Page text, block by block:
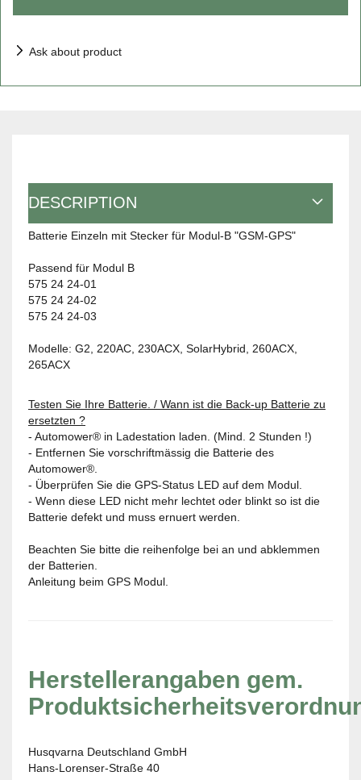
Ask about product
DESCRIPTION
Batterie Einzeln mit Stecker für Modul-B "GSM-GPS"
Passend für Modul B
575 24 24-01
575 24 24-02
575 24 24-03
Modelle: G2, 220AC, 230ACX, SolarHybrid, 260ACX,
265ACX
Testen Sie Ihre Batterie. / Wann ist die Back-up Batterie zu
ersetzten ?
- Automower® in Ladestation laden. (Mind. 2 Stunden !)
- Entfernen Sie vorschriftmässig die Batterie des
Automower®.
- Überprüfen Sie die GPS-Status LED auf dem Modul.
- Wenn diese LED nicht mehr lechtet oder blinkt so ist die
Batterie defekt und muss ernuert werden.
Beachten Sie bitte die reihenfolge bei an und abklemmen
der Batterien.
Anleitung beim GPS Modul.
Herstellerangaben gem.
Husqvarna Deutschland GmbH
Hans-Lorenser-Straße 40